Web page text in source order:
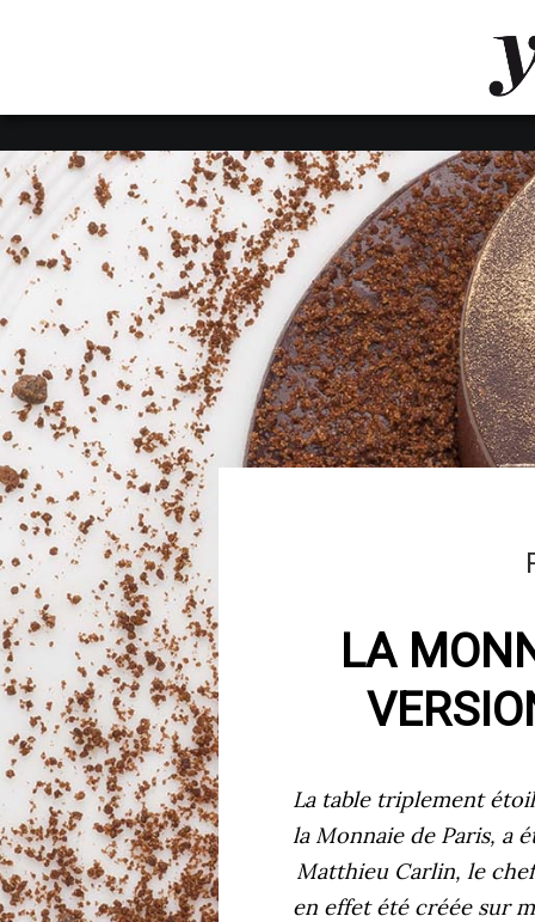
LA
La table triplement
la Monnaie de Paris, a
Matthieu Carlin, le
en effet été créée sur